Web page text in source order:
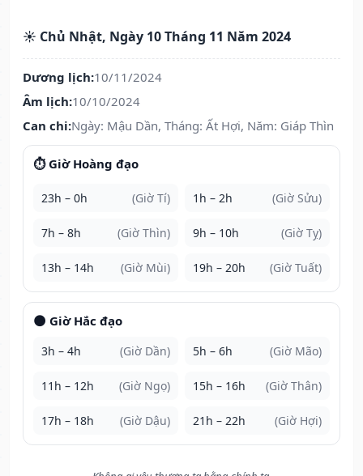
☀️ Chủ Nhật, Ngày 10 Tháng 11 Năm 2024
Dương lịch:10/11/2024
Âm lịch:10/10/2024
Can chi:Ngày: Mậu Dần, Tháng: Ất Hợi, Năm: Giáp Thìn
⏱️ Giờ Hoàng đạo
23h – 0h (Giờ Tí) 1h – 2h (Giờ Sửu)
7h – 8h (Giờ Thìn) 9h – 10h (Giờ Tỵ)
13h – 14h (Giờ Mùi) 19h – 20h (Giờ Tuất)
🌑 Giờ Hắc đạo
3h – 4h (Giờ Dần) 5h – 6h (Giờ Mão)
11h – 12h (Giờ Ngọ) 15h – 16h (Giờ Thân)
17h – 18h (Giờ Dậu) 21h – 22h (Giờ Hợi)